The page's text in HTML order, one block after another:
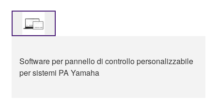
Software per pannello di controllo personalizzabile
per sistemi PA Yamaha